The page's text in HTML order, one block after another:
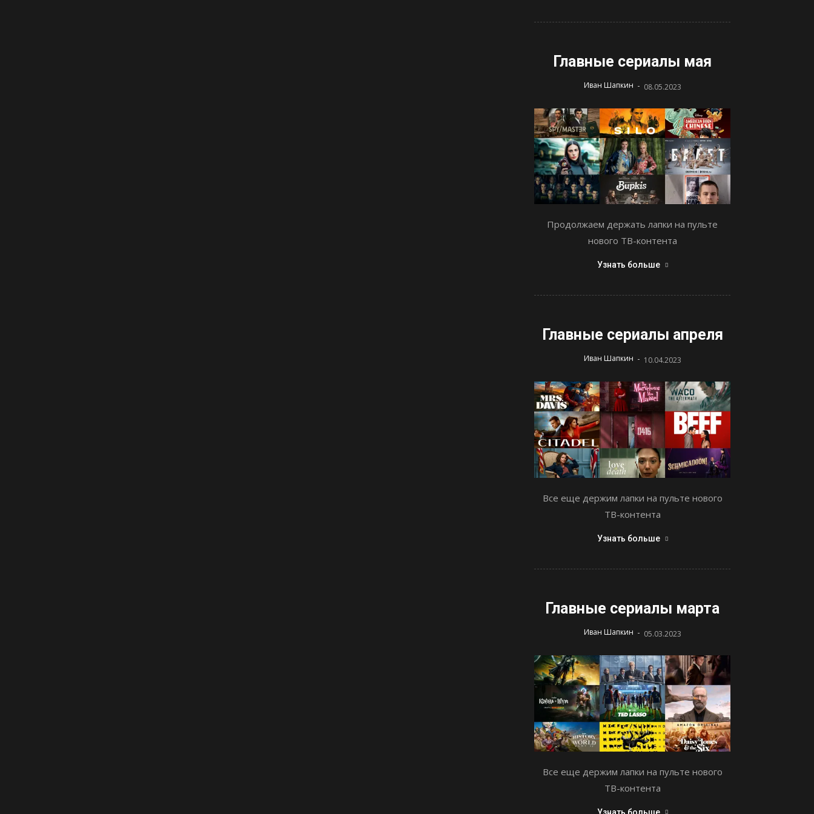
Главные сериалы мая
Иван Шапкин - 08.05.2023
Продолжаем держать лапки на пульте
нового ТВ-контента
Узнать больше
Главные сериалы апреля
Иван Шапкин - 10.04.2023
Все еще держим лапки на пульте нового
ТВ-контента
Узнать больше
Главные сериалы марта
Иван Шапкин - 05.03.2023
Все еще держим лапки на пульте нового
ТВ-контента
Узнать больше